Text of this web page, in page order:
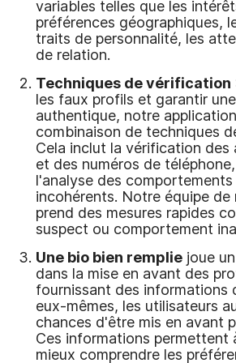
variables telles que les
préférences géographiques,
traits de personnalité, les
de relation.
Techniques de vérification
les faux profils et garantir
authentique, notre
combinaison de techniques
Cela inclut la vérification des
et des numéros de
l'analyse des
incohérents. Notre équipe de
prend des mesures rapides
suspect ou comportement
Une bio bien remplie joue
dans la mise en avant des
fournissant des informations
eux-mêmes, les utilisateurs
chances d'être mis en avant
Ces informations permettent
mieux comprendre les